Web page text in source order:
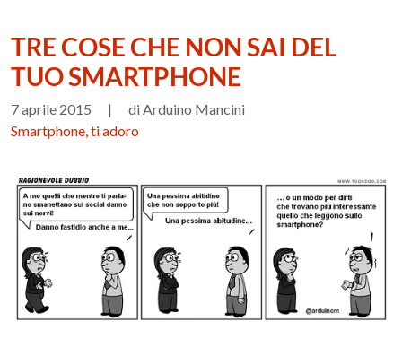
TRE COSE CHE NON SAI DEL
TUO SMARTPHONE
7 aprile 2015 |
di Arduino Mancini
Smartphone, ti adoro